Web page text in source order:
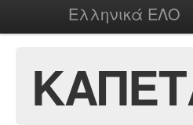
Ελληνικά ΕΛΟ